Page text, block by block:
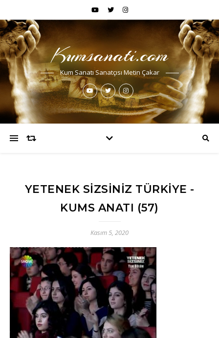
Kumsanati.com
Kum Sanatı Sanatçısı Metin Çakar
YETENEK SIZSINIZ TÜRKIYE -
KUMS ANATI (57)
Kasım 5, 2020